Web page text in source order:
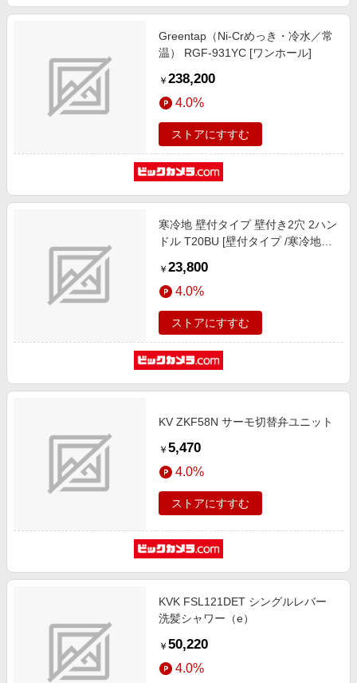
Greentap（Ni-Crめっき・冷水／常
温） RGF-931YC [ワンホール]
￥ 238,200
4.0%
ストアにすすむ
寒冷地 壁付タイプ 壁付き2穴 2ハン
ドル T20BU [壁付タイプ /寒冷地仕
￥ 23,800
4.0%
ストアにすすむ
KV ZKF58N サーモ切替弁ユニット
￥ 5,470
4.0%
ストアにすすむ
KVK FSL121DET シングルレバー
洗髪シャワー（e）
￥ 50,220
4.0%